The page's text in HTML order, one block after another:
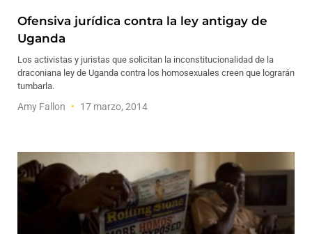
Ofensiva jurídica contra la ley antigay de
Uganda
Los activistas y juristas que solicitan la inconstitucionalidad de la
draconiana ley de Uganda contra los homosexuales creen que lograrán
tumbarla.
Amy Fallon 17 marzo, 2014